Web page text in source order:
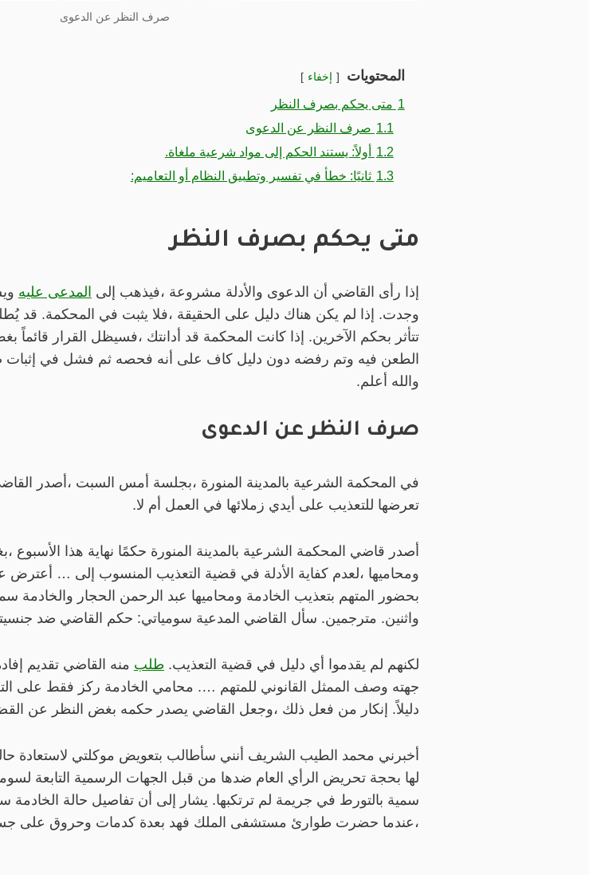
صرف النظر عن الدعوى
المحتويات إخفاء
1 متى يحكم بصرف النظر
1.1 صرف النظر عن الدعوى
1.2 أولاً: يستند الحكم إلى مواد شرعية ملغاة.
1.3 ثانيًا: خطأ في تفسير وتطبيق النظام أو التعاميم:
متى يحكم بصرف النظر
إذا رأى القاضي أن الدعوى والأدلة مشروعة ،فيذهب إلى المدعى عليه
وجدت. إذا لم يكن هناك دليل على الحقيقة ،فلا يثبت في المحكمة. قد
تتأثر بحكم الآخرين. إذا كانت المحكمة قد أدانتك ،فسيظل القرار
الطعن فيه وتم رفضه دون دليل كاف على أنه فحصه ثم فشل في إثبات
والله أعلم.
صرف النظر عن الدعوى
في المحكمة الشرعية بالمدينة المنورة ،بجلسة أمس السبت ،أصدر
تعرضها للتعذيب على أيدي زملائها في العمل أم لا.
أصدر قاضي المحكمة الشرعية بالمدينة المنورة حكمًا نهاية هذا
ومحاميها ،لعدم كفاية الأدلة في قضية التعذيب المنسوب إلى …
بحضور المتهم بتعذيب الخادمة ومحاميها عبد الرحمن الحجار والخادمة
واثنين. مترجمين. سأل القاضي المدعية سومياتي: حكم القاضي ضد
لكنهم لم يقدموا أي دليل في قضية التعذيب. طلب منه القاضي تقديم
جهته وصف الممثل القانوني للمتهم …. محامي الخادمة ركز فقط على
دليلاً. إنكار من فعل ذلك ،وجعل القاضي يصدر حكمه بغض النظر عن القضية
أخبرني محمد الطيب الشريف أنني سأطالب بتعويض موكلتي لاستعادة
،عندما حضرت طوارئ مستشفى الملك فهد بعدة كدمات وحروق على